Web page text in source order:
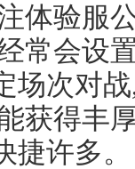
体验服
常会设
场次对
获得丰
许多。